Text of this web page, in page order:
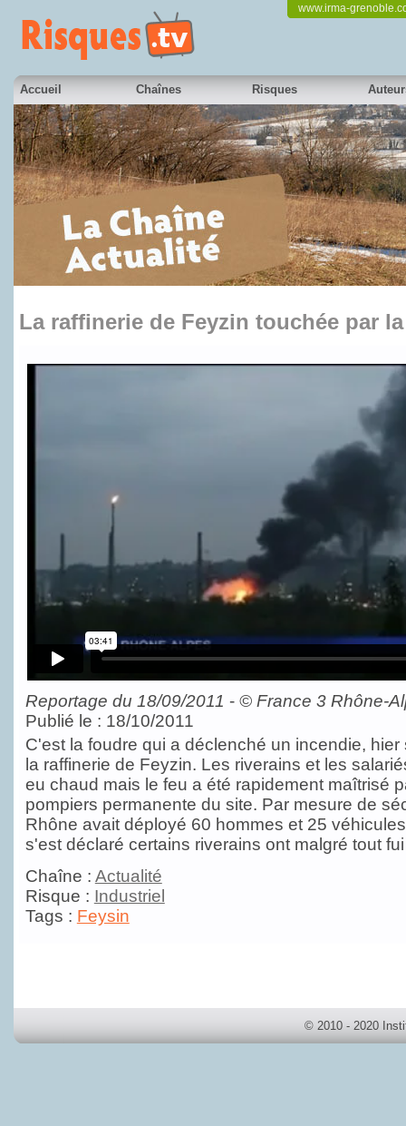
www.irma-
Accueil Chaînes Risques
La raffinerie de Feyzin touchée par
Reportage du 18/09/2011 - © France 3 Rhône-
Publié le : 18/10/2011
C'est la foudre qui a déclenché un incendie, hier
la raffinerie de Feyzin. Les riverains et les
eu chaud mais le feu a été rapidement maîtrisé
pompiers permanente du site. Par mesure de
Rhône avait déployé 60 hommes et 25
s'est déclaré certains riverains ont malgré tout
Chaîne : Actualité
Risque : Industriel
Tags : Feysin
© 2010 - 2020